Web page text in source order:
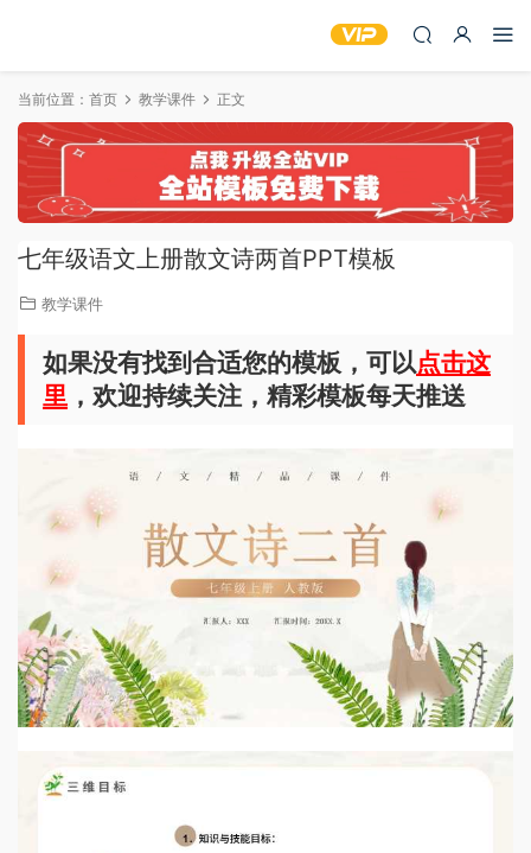
当前位置： 首页 教学课件 正文
七年级语文上册散文诗两首PPT模板
教学课件
如果没有找到合适您的模板，可以点击这
里 ，欢迎持续关注，精彩模板每天推送